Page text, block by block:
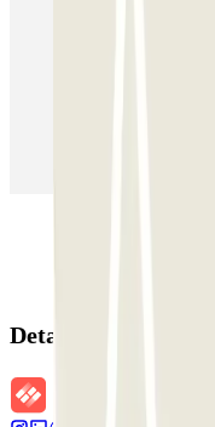
Parking en
Parking en
Parking en Sants -
Detalles de la